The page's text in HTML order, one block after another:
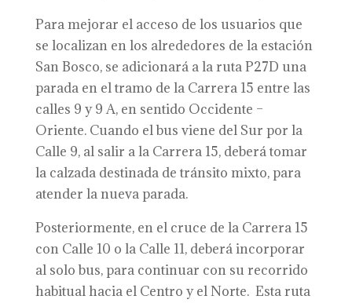
Para mejorar el acceso de los usuarios que
se localizan en los alrededores de la estación
San Bosco, se adicionará a la ruta P27D una
parada en el tramo de la Carrera 15 entre las
calles 9 y 9 A, en sentido Occidente –
Oriente. Cuando el bus viene del Sur por la
Calle 9, al salir a la Carrera 15, deberá tomar
la calzada destinada de tránsito mixto, para
atender la nueva parada.
Posteriormente, en el cruce de la Carrera 15
con Calle 10 o la Calle 11, deberá incorporar
al solo bus, para continuar con su recorrido
habitual hacia el Centro y el Norte. Esta ruta